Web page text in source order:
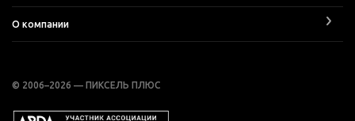
О компании
© 2006–2026 — ПИКСЕЛЬ ПЛЮС